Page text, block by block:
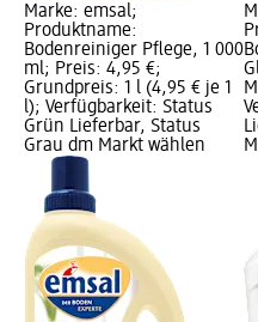
Marke: emsal;
Produktname:
Bodenreiniger Pflege, 1 000
ml; Preis: 4,95 €;
Grundpreis: 1 l (4,95 € je 1
l); Verfügbarkeit: Status
Grün Lieferbar, Status
Grau dm Markt wählen